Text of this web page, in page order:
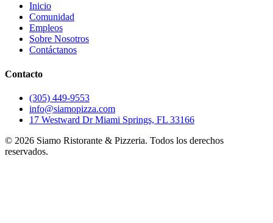
Inicio
Comunidad
Empleos
Sobre Nosotros
Contáctanos
Contacto
(305) 449-9553
info@siamopizza.com
17 Westward Dr Miami Springs, FL 33166
© 2026 Siamo Ristorante & Pizzeria. Todos los derechos
reservados.